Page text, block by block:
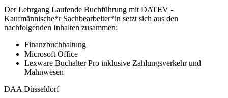
Der Lehrgang Laufende Buchführung mit DATEV -
Kaufmännische*r Sachbearbeiter*in setzt sich aus den
nachfolgenden Inhalten zusammen:
Finanzbuchhaltung
Microsoft Office
Lexware Buchalter Pro inklusive Zahlungsverkehr und
Mahnwesen
DAA Düsseldorf